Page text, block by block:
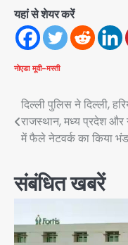
यहां से शेयर करें
नोएडा मूवी-मस्ती
Post
navigation
दिल्ली पुलिस ने दिल्ली,
राजस्थान, मध्य प्रदेश और
में फैले नेटवर्क का किया
संबंधित खबरें